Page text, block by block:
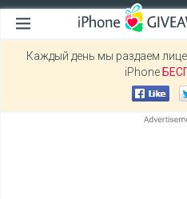
Каждый день мы раздаем
iPhone